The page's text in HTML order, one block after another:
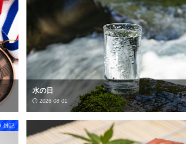
水の日
2026-08-01
雑記